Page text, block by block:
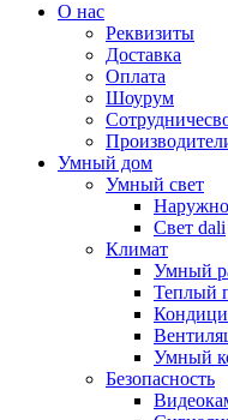
О нас
Реквизиты
Доставка
Оплата
Шоурум
Умный дом
Умный свет
Свет dali
Климат
Умный
Теплый
Умный
Безопасность